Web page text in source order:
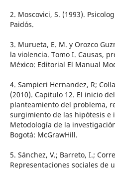
2. Moscovici, S. (1993).
Paidós.
3. Murueta, E. M. y Orozco
la violencia. Tomo I. Causas,
México: Editorial El Manual
4. Sampieri Hernandez, R;
(2010). Capitulo 12. El inicio
planteamiento del problema,
surgimiento de las hipótesis e
Metodología de la
Bogotá: McGrawHill.
5. Sánchez, V.; Barreto, I.;
Representaciones sociales de